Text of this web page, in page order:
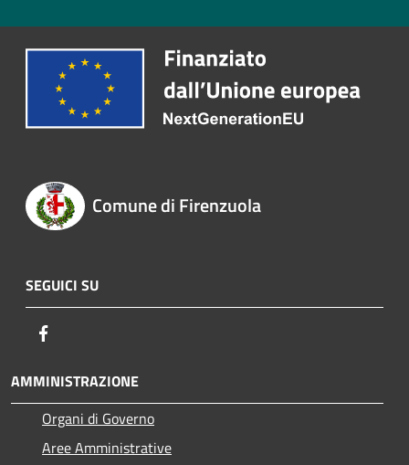
Comune di Firenzuola
SEGUICI SU
AMMINISTRAZIONE
Organi di Governo
Aree Amministrative